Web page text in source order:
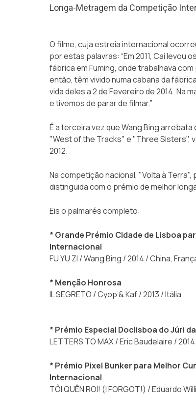
Longa-Metragem da Competição
O filme, cuja estreia internacional
por estas palavras: “Em 2011, Cai levou
fábrica em Fuming, onde trabalhava
então, têm vivido numa cabana da
vida deles a 2 de Fevereiro de 2014. Na
e tivemos de parar de filmar.”
É a terceira vez que Wang Bing
"West of the Tracks" e "Three Sisters",
2012.
Na competição nacional, "Volta à
distinguida com o prémio de melhor
Eis o palmarés completo:
* Grande Prémio Cidade de Lisboa
Internacional
FU YU ZI / Wang Bing / 2014 / China,
* Menção Honrosa
IL SEGRETO / Cyop & Kaf / 2013 / Itália
* Prémio Especial Doclisboa do Júri
LETTERS TO MAX / Eric Baudelaire /
* Prémio Pixel Bunker para Melhor
Internacional
TÔI QUÊN ROI! (I FORGOT!) / Eduardo